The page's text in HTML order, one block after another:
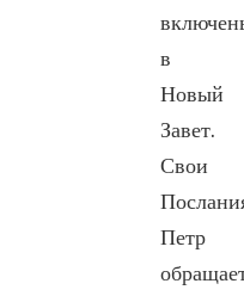
в
Новый
Завет.
Свои
Петр